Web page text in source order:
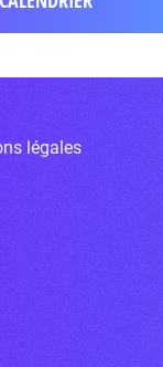
légales